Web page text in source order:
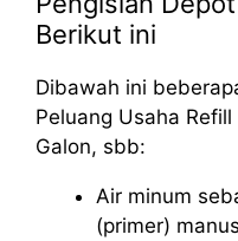
Berikut ini
Dibawah ini
Peluang Usaha
Galon, sbb:
Air minum
(primer)